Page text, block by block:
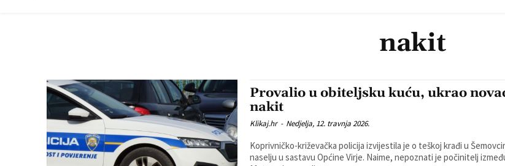
nakit
Provalio u obiteljsku kuću, ukrao
nakit
Klikaj.hr - Nedjelja, 12. travnja 2026.
Koprivničko-križevačka policija izvijestila je o teškoj krađi u
naselju u sastavu Općine Virje. Naime, nepoznati je počinitelj između 10. i